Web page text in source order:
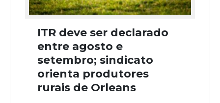
ITR deve ser declarado
entre agosto e
setembro; sindicato
orienta produtores
rurais de Orleans